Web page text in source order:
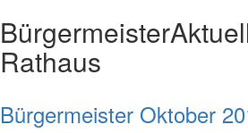
Bürgermeister
Rathaus
Bürgermeister Oktober